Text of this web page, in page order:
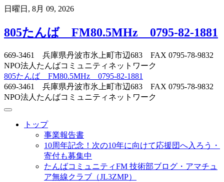
Skip
content
日曜日, 8月 09, 2026
805たんば FM80.5MHz 0795-82-1881
669-3461 兵庫県丹波市氷上町市辺683 FAX 0795-78-9832
NPO法人たんばコミュニティネットワーク
805たんば FM80.5MHz 0795-82-1881
669-3461 兵庫県丹波市氷上町市辺683 FAX 0795-78-9832
NPO法人たんばコミュニティネットワーク
トップ
事業報告書
10周年記念！次の10年に向けて応援団へ入ろう・
寄付も募集中
たんばコミュニティFM 技術部ブログ・アマチュ
ア無線クラブ（JL3ZMP）